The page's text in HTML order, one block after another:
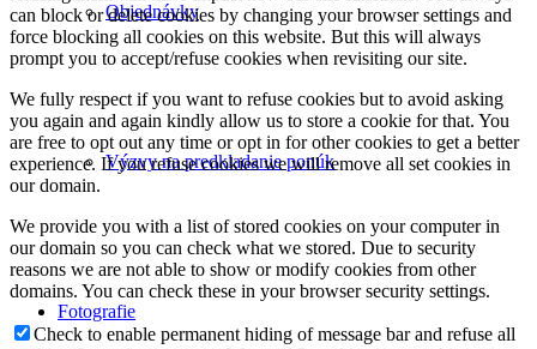
Objednávky
Výzvy na predkladanie ponúk
Fotografie
can block or delete cookies by changing your browser settings and
force blocking all cookies on this website. But this will always
prompt you to accept/refuse cookies when revisiting our site.
We fully respect if you want to refuse cookies but to avoid asking
you again and again kindly allow us to store a cookie for that. You
are free to opt out any time or opt in for other cookies to get a better
experience. If you refuse cookies we will remove all set cookies in
our domain.
We provide you with a list of stored cookies on your computer in
our domain so you can check what we stored. Due to security
reasons we are not able to show or modify cookies from other
domains. You can check these in your browser security settings.
Check to enable permanent hiding of message bar and refuse all